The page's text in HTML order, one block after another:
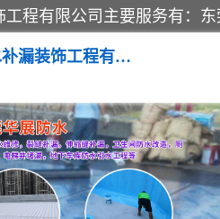
东莞市华展防水补漏装饰工程有限公司